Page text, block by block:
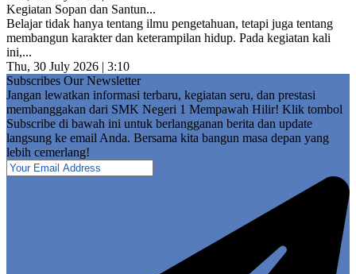
Kegiatan Sopan dan Santun...
Belajar tidak hanya tentang ilmu pengetahuan, tetapi juga tentang
membangun karakter dan keterampilan hidup. Pada kegiatan kali
ini,...
Thu, 30 July 2026 | 3:10
Subscribes Our Newsletter
Jangan lewatkan informasi terbaru, kegiatan seru, dan prestasi
membanggakan dari SMK Negeri 1 Mempawah Hilir! Klik tombol
Subscribe di bawah ini untuk berlangganan berita dan update
langsung ke email Anda. Bersama kita bangun masa depan yang
lebih cemerlang!